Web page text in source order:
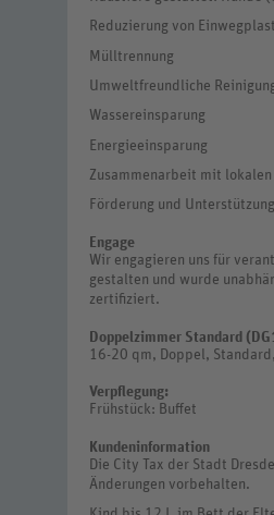
Reduzierung von
Mülltrennung
Umweltfreundliche
Wassereinsparung
Energieeinsparung
Zusammenarbeit mit lokalen
Förderung und
Engage
Wir engagieren uns für
gestalten und wurde
zertifiziert.
Doppelzimmer Standard
16-20 qm, Doppel, Standard,
Verpflegung:
Frühstück: Buffet
Kundeninformation
Die City Tax der Stadt
Änderungen vorbehalten.